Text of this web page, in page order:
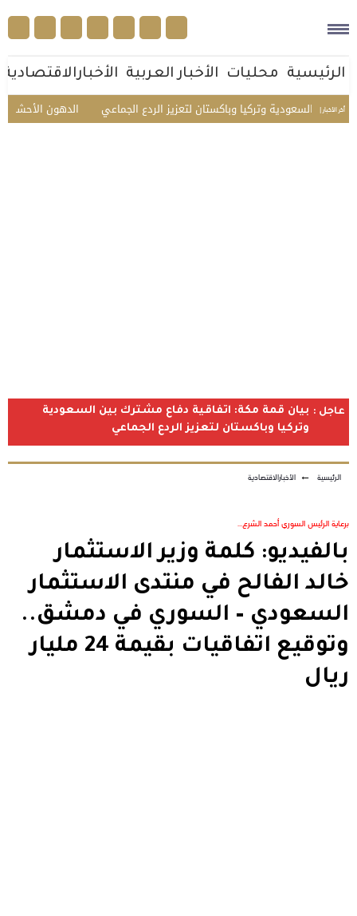
الرئيسية محليات الأخبار العربية الأخبارالاقتصادية
أخر الأخبار | الدهون الأحشائية خطر وتركيا وباكستان لتعزيز الردع الجماعي
عاجل : بيان قمة مكة: اتفاقية دفاع مشترك بين السعودية
وتركيا وباكستان لتعزيز الردع الجماعي
الرئيسية ← الأخبارالاقتصادية
برعاية الرئيس السوري أحمد الشرع...
بالفيديو: كلمة وزير الاستثمار
خالد الفالح في منتدى الاستثمار
السعودي – السوري في دمشق..
وتوقيع اتفاقيات بقيمة 24 مليار
ريال